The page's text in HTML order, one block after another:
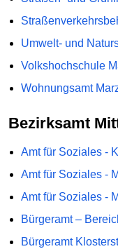
Umwelt- und
Volkshochschule
Wohnungsamt
Bezirksamt
Amt für Soziales -
Amt für Soziales -
Amt für Soziales -
Bürgeramt –
Bürgeramt